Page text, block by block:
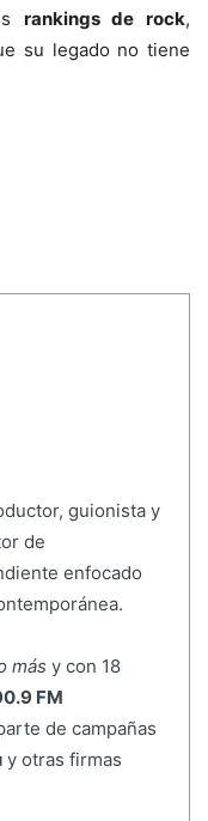
rankings de rock,
su legado no tiene
guionista y
de
enfocado
más y con 18
FM
de campañas
y otras firmas